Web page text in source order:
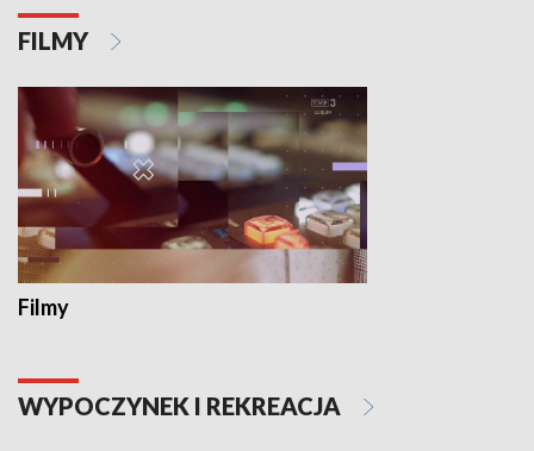
FILMY
Filmy
WYPOCZYNEK I REKREACJA